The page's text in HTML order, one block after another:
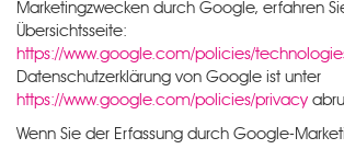
Marketingzwecken durch Google, erfahren
Übersichtsseite:
https://www.google.com/policies/
Datenschutzerklärung von Google ist unter
https://www.google.com/policies/privacy
Wenn Sie der Erfassung durch Google-